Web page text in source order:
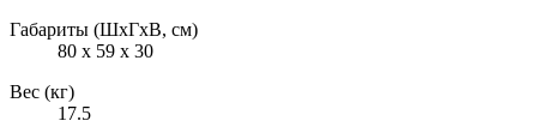
Габариты (ШxГxВ, см)
80 x 59 x 30
Вес (кг)
17.5